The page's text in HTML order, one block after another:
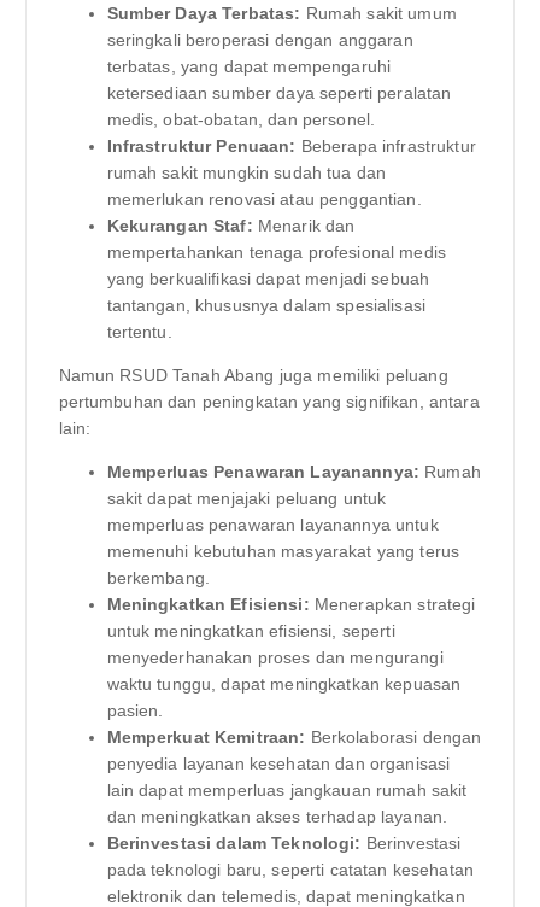
Sumber Daya Terbatas: Rumah sakit umum
seringkali beroperasi dengan anggaran
terbatas, yang dapat mempengaruhi
ketersediaan sumber daya seperti peralatan
medis, obat-obatan, dan personel.
Infrastruktur Penuaan: Beberapa infrastruktur
rumah sakit mungkin sudah tua dan
memerlukan renovasi atau penggantian.
Kekurangan Staf: Menarik dan
mempertahankan tenaga profesional medis
yang berkualifikasi dapat menjadi sebuah
tantangan, khususnya dalam spesialisasi
tertentu.
Namun RSUD Tanah Abang juga memiliki peluang
pertumbuhan dan peningkatan yang signifikan, antara
lain:
Memperluas Penawaran Layanannya: Rumah
sakit dapat menjajaki peluang untuk
memperluas penawaran layanannya untuk
memenuhi kebutuhan masyarakat yang terus
berkembang.
Meningkatkan Efisiensi: Menerapkan strategi
untuk meningkatkan efisiensi, seperti
menyederhanakan proses dan mengurangi
waktu tunggu, dapat meningkatkan kepuasan
pasien.
Memperkuat Kemitraan: Berkolaborasi dengan
penyedia layanan kesehatan dan organisasi
lain dapat memperluas jangkauan rumah sakit
dan meningkatkan akses terhadap layanan.
Berinvestasi dalam Teknologi: Berinvestasi
pada teknologi baru, seperti catatan kesehatan
elektronik dan telemedis, dapat meningkatkan